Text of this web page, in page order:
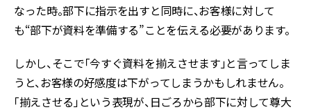
なった時。部下に指示を出すと同時に、お客様に対して
も“部下が資料を準備する”ことを伝える必要があります。
しかし、そこで「今すぐ資料を揃えさせます」と言ってしま
うと、お客様の好感度は下がってしまうかもしれません。
「揃えさせる」という表現が、日ごろから部下に対して尊大